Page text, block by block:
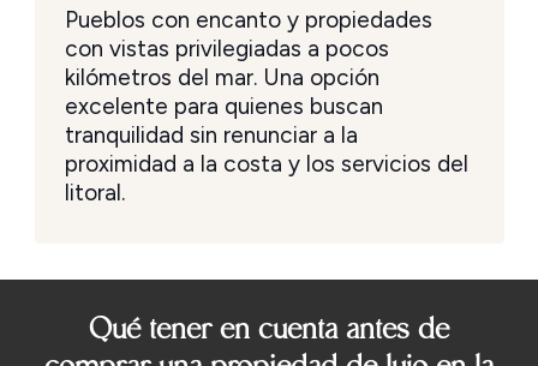
Pueblos con encanto y propiedades
con vistas privilegiadas a pocos
kilómetros del mar. Una opción
excelente para quienes buscan
tranquilidad sin renunciar a la
proximidad a la costa y los servicios del
litoral.
Qué tener en cuenta antes de